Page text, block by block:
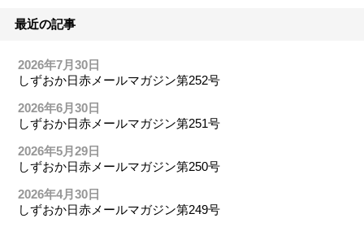
最近の記事
2026年7月30日
しずおか日赤メールマガジン第252号
2026年6月30日
しずおか日赤メールマガジン第251号
2026年5月29日
しずおか日赤メールマガジン第250号
2026年4月30日
しずおか日赤メールマガジン第249号